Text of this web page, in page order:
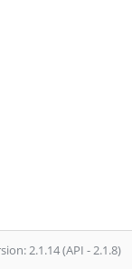
2.1.14 (API - 2.1.8)